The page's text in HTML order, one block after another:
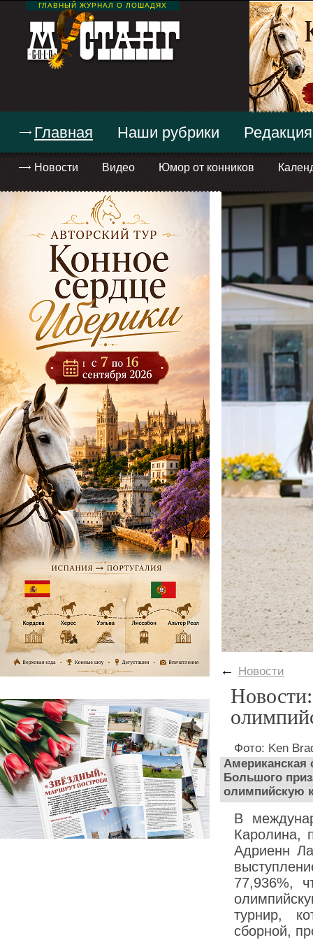
ГЛАВНЫЙ ЖУРНАЛ О ЛОШАДЯХ
Главная
Новости Видео Юмор от конников
Наши рубрики Редакция
← Новости
Фото: Ken
Американская
Большого
олимпийскую
В
Каролина,
Адриенн
77,936%,
турнир,
сборной,